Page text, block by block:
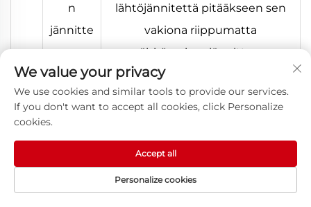
n
jännitte
en
säädin
(AVR)
lähtöjännitettä pitääkseen sen
vakiona riippumatta
sähköverkon jännitteen
yli-
tämän
automaattisesti käynnissä
olevan prosessin aikana, jotta
vältetään usein toistuvat
We value your privacy
We use cookies and similar tools to provide our services.
If you don't want to accept all cookies, click Personalize
cookies.
Personalize cookies
Accept all